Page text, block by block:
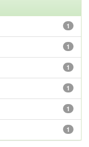
1
1
1
1
1
1